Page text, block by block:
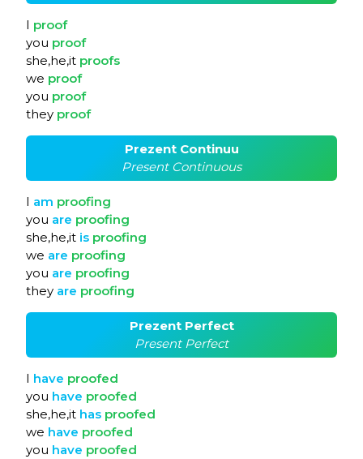
I proof
you proof
she,he,it proofs
we proof
you proof
they proof
Prezent Continuu
Present Continuous
I am proofing
you are proofing
she,he,it is proofing
we are proofing
you are proofing
they are proofing
Prezent Perfect
Present Perfect
I have proofed
you have proofed
she,he,it has proofed
we have proofed
you have proofed